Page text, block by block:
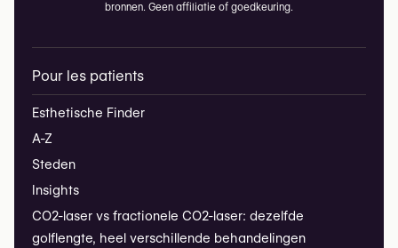
bronnen. Geen affiliatie of goedkeuring.
Pour les patients
Esthetische Finder
A-Z
Steden
Insights
CO2-laser vs fractionele CO2-laser: dezelfde
golflengte, heel verschillende behandelingen